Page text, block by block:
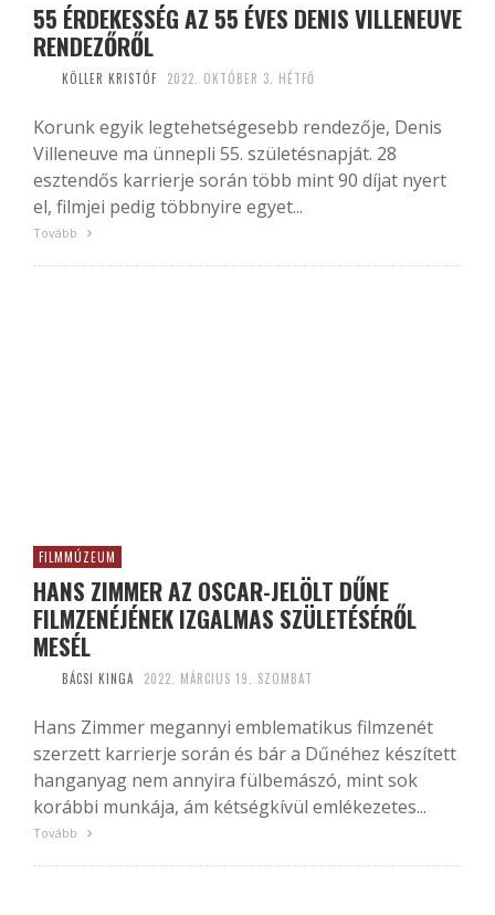
55 ÉRDEKESSÉG AZ 55 ÉVES DENIS VILLENEUVE
RENDEZŐRŐL
KÖLLER KRISTÓF 2022. OKTÓBER 3. HÉTFŐ
Korunk egyik legtehetségesebb rendezője, Denis
Villeneuve ma ünnepli 55. születésnapját. 28
esztendős karrierje során több mint 90 díjat nyert
el, filmjei pedig többnyire egyet...
Tovább
FILMMÚZEUM
HANS ZIMMER AZ OSCAR-JELÖLT DŰNE
FILMZENÉJÉNEK IZGALMAS SZÜLETÉSÉRŐL
MESÉL
BÁCSI KINGA 2022. MÁRCIUS 19. SZOMBAT
Hans Zimmer megannyi emblematikus filmzenét
szerzett karrierje során és bár a Dűnéhez készített
hanganyag nem annyira fülbemászó, mint sok
korábbi munkája, ám kétségkívül emlékezetes...
Tovább